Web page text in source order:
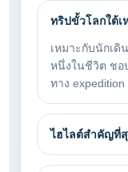
ทริปขั้วโลกใต้เ
เหมาะกับนักเ
หนึ่งในชีวิต ชอ
ทาง
ไฮไลต์สำคัญที่